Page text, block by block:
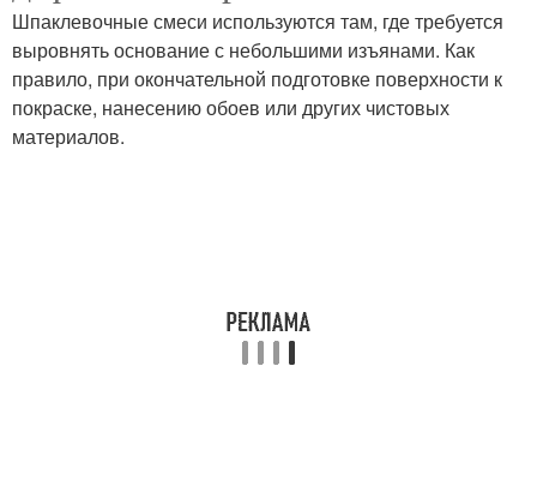
Шпаклевочные смеси используются там, где требуется
выровнять основание с небольшими изъянами. Как
правило, при окончательной подготовке поверхности к
покраске, нанесению обоев или других чистовых
материалов.